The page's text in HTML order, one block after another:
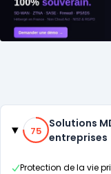
Catégories
75% de
75
Solutions
entreprises
Protection de la vie